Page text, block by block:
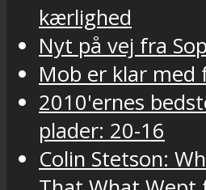
kærlighed
Nyt på vej fra
Mob er klar med
2010'ernes
plader: 20-16
Colin Stetson: